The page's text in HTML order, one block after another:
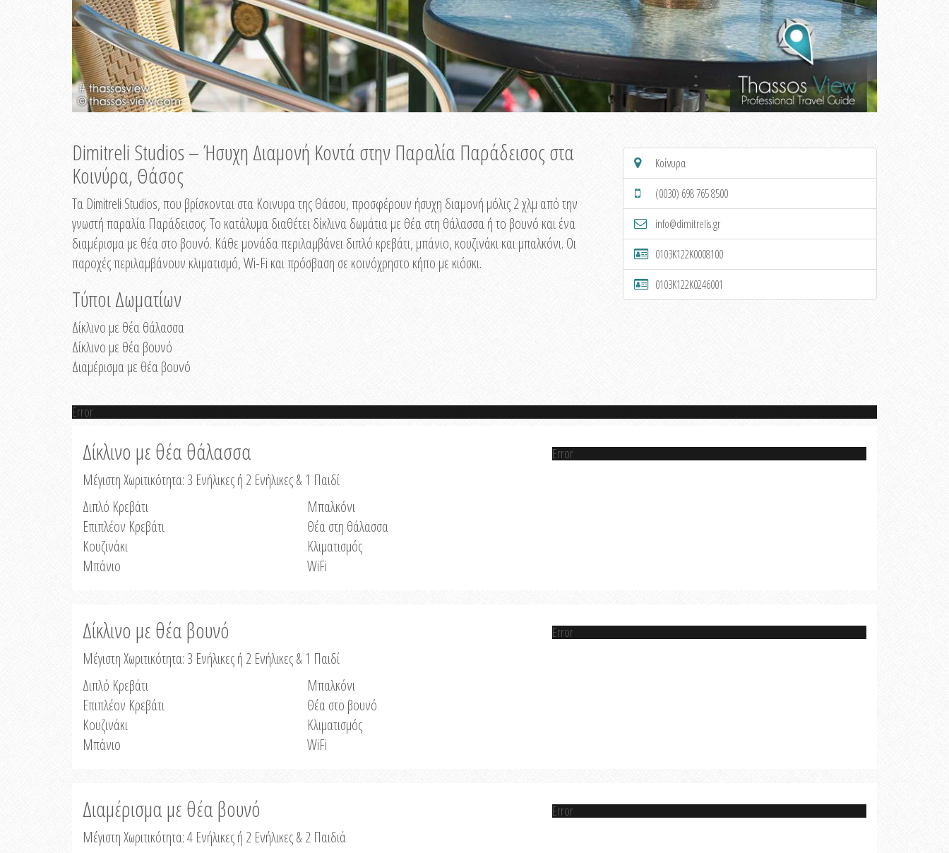
Dimitreli Studios – Ήσυχη Διαμονή Κοντά στην Παραλία Παράδεισος στα
Κοινύρα, Θάσος
Τα Dimitreli Studios, που βρίσκονται στα Κοινυρα της Θάσου, προσφέρουν ήσυχη διαμονή μόλις 2 χλμ από την
γνωστή παραλία Παράδεισος. Το κατάλυμα διαθέτει δίκλινα δωμάτια με θέα στη θάλασσα ή το βουνό και ένα
διαμέρισμα με θέα στο βουνό. Κάθε μονάδα περιλαμβάνει διπλό κρεβάτι, μπάνιο, κουζινάκι και μπαλκόνι. Οι
παροχές περιλαμβάνουν κλιματισμό, Wi-Fi και πρόσβαση σε κοινόχρηστο κήπο με κιόσκι.
Τύποι Δωματίων
Δίκλινο με θέα θάλασσα
Δίκλινο με θέα βουνό
Διαμέρισμα με θέα βουνό
Κοίνυρα
(0030) 698 765 8500
info@dimitrelis.gr
0103K122K0008100
0103K122K0246001
Error
Δίκλινο με θέα θάλασσα
Μέγιστη Χωριτικότητα: 3 Ενήλικες ή 2 Ενήλικες & 1 Παιδί
Διπλό Κρεβάτι
Επιπλέον Κρεβάτι
Κουζινάκι
Μπάνιο
Μπαλκόνι
Θέα στη θάλασσα
Κλιματισμός
WiFi
Error
Δίκλινο με θέα βουνό
Μέγιστη Χωριτικότητα: 3 Ενήλικες ή 2 Ενήλικες & 1 Παιδί
Διπλό Κρεβάτι
Επιπλέον Κρεβάτι
Κουζινάκι
Μπάνιο
Μπαλκόνι
Θέα στο βουνό
Κλιματισμός
WiFi
Error
Διαμέρισμα με θέα βουνό
Μέγιστη Χωριτικότητα: 4 Ενήλικες ή 2 Ενήλικες & 2 Παιδιά
Error